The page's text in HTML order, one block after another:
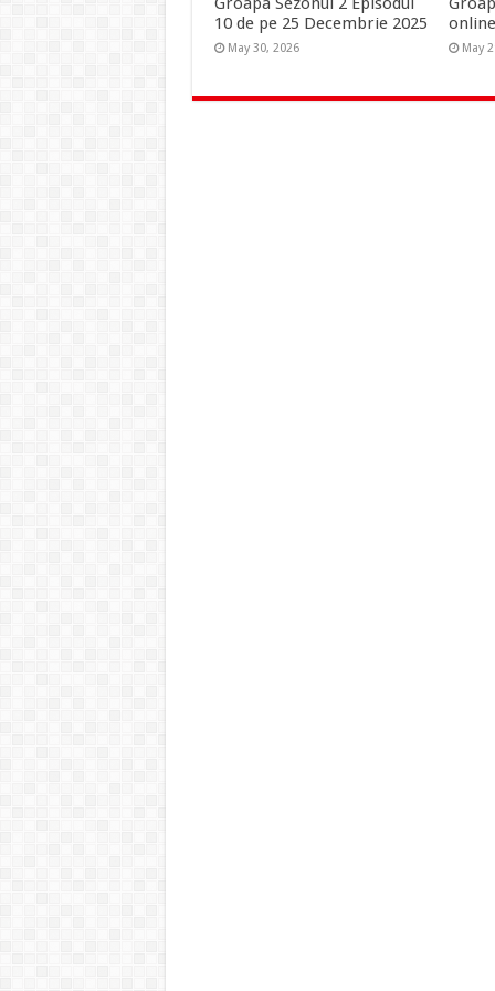
10 de pe 25 Decembrie 2025
May 30, 2026 May